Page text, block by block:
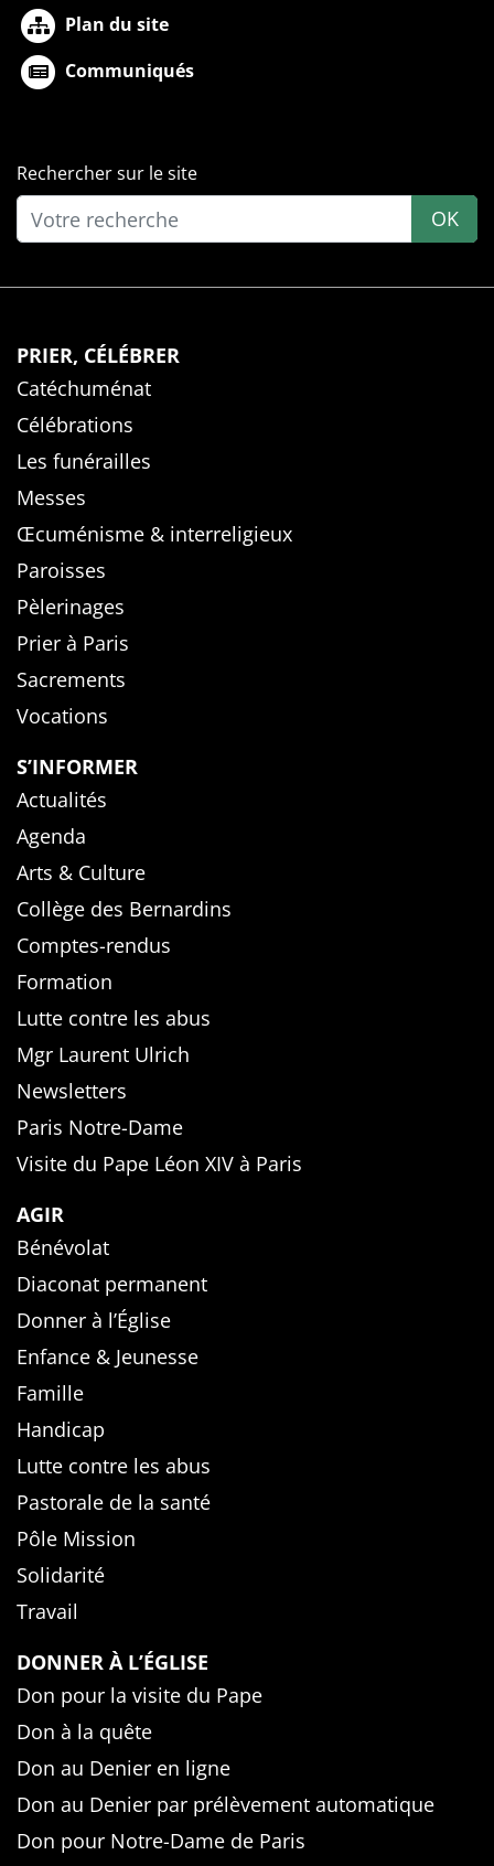
Plan du site
Communiqués
Rechercher sur le site
OK
PRIER, CÉLÉBRER
Catéchuménat
Célébrations
Les funérailles
Messes
Œcuménisme & interreligieux
Paroisses
Pèlerinages
Prier à Paris
Sacrements
Vocations
S’INFORMER
Actualités
Agenda
Arts & Culture
Collège des Bernardins
Comptes-rendus
Formation
Lutte contre les abus
Mgr Laurent Ulrich
Newsletters
Paris Notre-Dame
Visite du Pape Léon XIV à Paris
AGIR
Bénévolat
Diaconat permanent
Donner à l’Église
Enfance & Jeunesse
Famille
Handicap
Lutte contre les abus
Pastorale de la santé
Pôle Mission
Solidarité
Travail
DONNER À L’ÉGLISE
Don pour la visite du Pape
Don à la quête
Don au Denier en ligne
Don au Denier par prélèvement automatique
Don pour Notre-Dame de Paris